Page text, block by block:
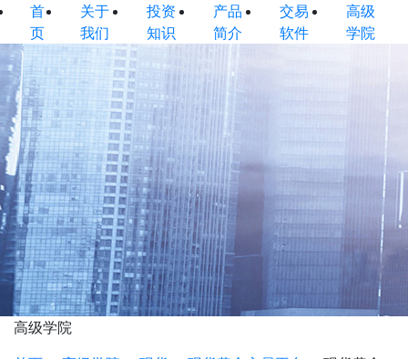
首
页
关于
我们
投资
知识
产品
简介
交易
软件
高级
学院
高级学院